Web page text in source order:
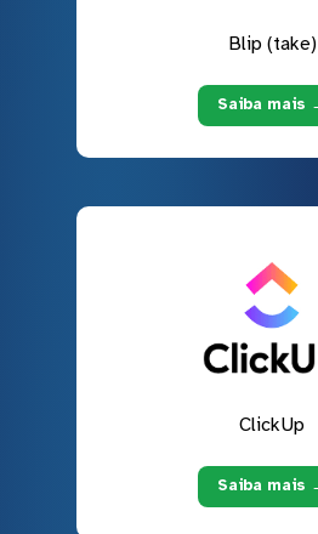
Blip (take)
Saiba mais
ClickUp
Saiba mais